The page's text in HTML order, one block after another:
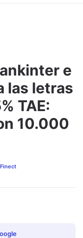
Comentar
e
las letras
TAE:
10.000
Finect